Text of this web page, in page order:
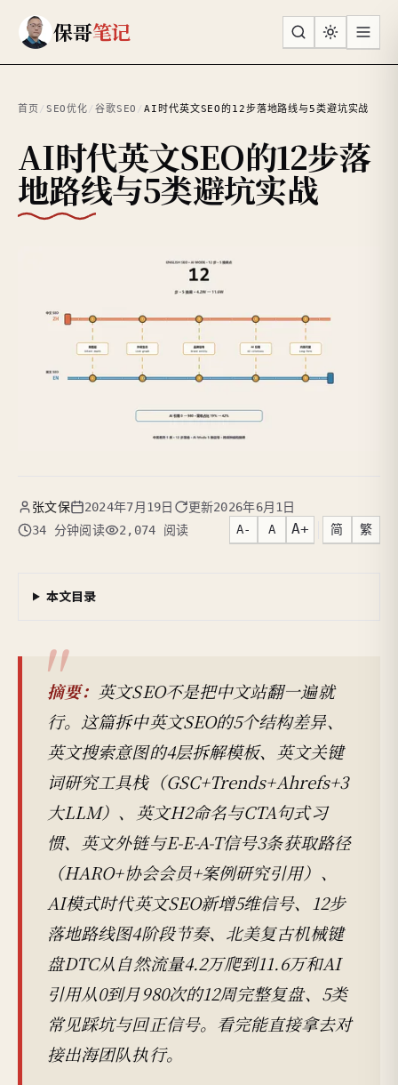
保哥笔记
首页/ SEO优化/ 谷歌SEO /AI时代英文SEO的12步落地路线与5类避坑实战
AI时代英文SEO的12步落
地路线与5类避坑实战
张文保 2024年7月19日 更新2026年6月1日
34 分钟阅读
2,074 阅读 A- A A+ 简 繁
本文目录
摘要： 英文SEO不是把中文站翻一遍就
行。这篇拆中英文SEO的5个结构差异、
英文搜索意图的4层拆解模板、英文关键
词研究工具栈（GSC+Trends+Ahrefs+3
大LLM）、英文H2命名与CTA句式习
惯、英文外链与E-E-A-T信号3条获取路径
（HARO+协会会员+案例研究引用）、
AI模式时代英文SEO新增5维信号、12步
落地路线图4阶段节奏、北美复古机械键
盘DTC从自然流量4.2万爬到11.6万和AI
引用从0到月980次的12周完整复盘、5类
常见踩坑与回正信号。看完能直接拿去对
接出海团队执行。